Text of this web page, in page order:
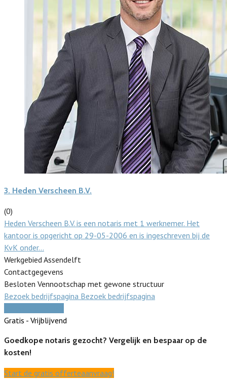
3. Heden Verscheen B.V.
(0)
Heden Verscheen B.V. is een notaris met 1 werknemer. Het
kantoor is opgericht op 29-05-2006 en is ingeschreven bij de
KvK onder…
Werkgebied Assendelft
Contactgegevens
Besloten Vennootschap met gewone structuur
Bezoek bedrijfspagina Bezoek bedrijfspagina
Gratis - Vrijblijvend
Goedkope notaris gezocht? Vergelijk en bespaar op de
kosten!
Start de gratis offerteaanvraag!